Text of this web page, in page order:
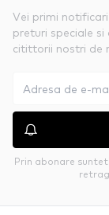
Vei primi
preturi speciale
citittorii nostri de
Prin abonare